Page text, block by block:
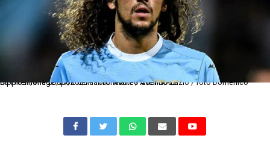
Dc Frosinone 26/07/2025 - amichevole / Avellino-Lazio / foto Domenico Cippitelli/Image Sport nella foto: Matteo Guendouzi